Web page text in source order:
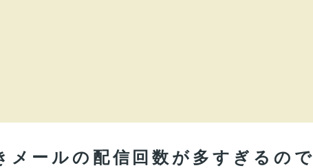
メールの配信回数が多すぎるので